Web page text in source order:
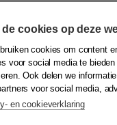
Meester,
havo van de
bevat de lesstof voor
en sociale fil...
de cookies op deze
cookies om content
voor social media te
Ook delen we
voor social media,
en cookieverklaring